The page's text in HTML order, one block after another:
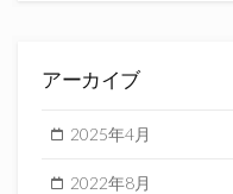
アーカイブ
2025年4月
2022年8月